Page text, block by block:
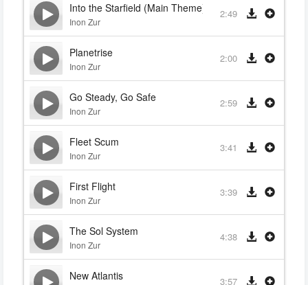
Into the Starfield (Main Theme)
Inon Zur
2:49
Planetrise
Inon Zur
2:00
Go Steady, Go Safe
Inon Zur
2:59
Fleet Scum
Inon Zur
3:41
First Flight
Inon Zur
3:39
The Sol System
Inon Zur
4:38
New Atlantis 3:57